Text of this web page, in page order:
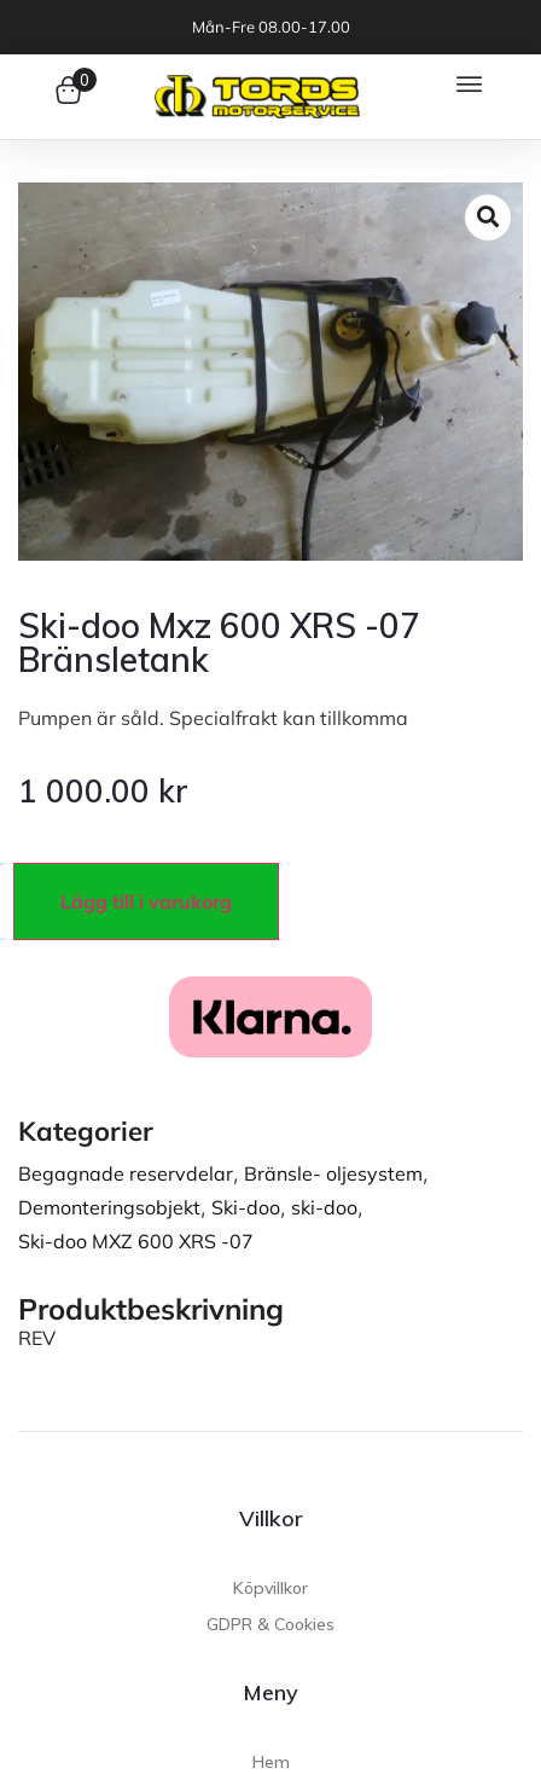
Mån-Fre 08.00-17.00
0
Ski-doo Mxz 600 XRS -07
Bränsletank
Pumpen är såld. Specialfrakt kan tillkomma
1 000.00 kr
Lägg till i varukorg
Kategorier
Begagnade reservdelar, Bränsle- oljesystem,
Demonteringsobjekt, Ski-doo, ski-doo,
Ski-doo MXZ 600 XRS -07
Produktbeskrivning
REV
Villkor
Köpvillkor
GDPR & Cookies
Meny
Hem